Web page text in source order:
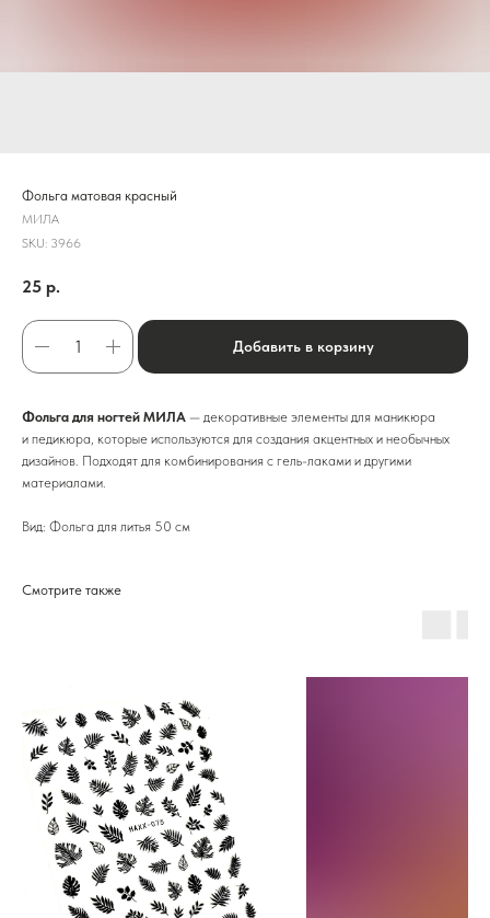
Фольга матовая красный
МИЛА
SKU: 3966
25 р.
Добавить в корзину
Фольга для ногтей МИЛА — декоративные элементы для маникюра
и педикюра, которые используются для создания акцентных и необычных
дизайнов. Подходят для комбинирования с гель-лаками и другими
материалами.
Вид: Фольга для литья 50 см
Смотрите также